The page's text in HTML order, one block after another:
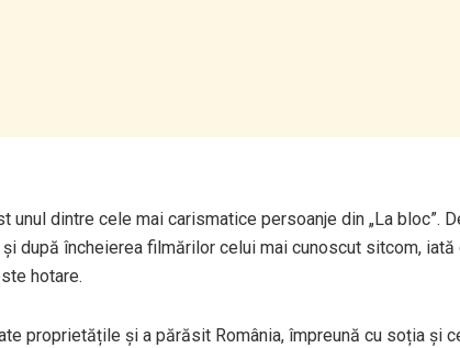
dintre cele mai carismatice persoanje din „La bloc”.
după încheierea filmărilor celui mai cunoscut sitcom, iată
hotare.
proprietățile și a părăsit România, împreună cu soția și